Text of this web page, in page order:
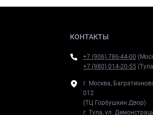
КОНТАКТЫ
+7 (906) 786-44-00
+7 (980) 014-20-55
г. Москва,
012
(ТЦ Горбушкин Двор)
г. Тула, ул.